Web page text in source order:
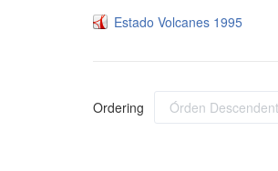
Estado Volcanes 1995
Ordering